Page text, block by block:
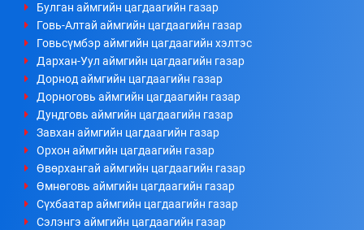
Булган аймгийн цагдаагийн газар
Говь-Алтай аймгийн цагдаагийн газар
Говьсүмбэр аймгийн цагдаагийн хэлтэс
Дархан-Уул аймгийн цагдаагийн газар
Дорнод аймгийн цагдаагийн газар
Дорноговь аймгийн цагдаагийн газар
Дундговь аймгийн цагдаагийн газар
Завхан аймгийн цагдаагийн газар
Орхон аймгийн цагдаагийн газар
Өвөрхангай аймгийн цагдаагийн газар
Өмнөговь аймгийн цагдаагийн газар
Сүхбаатар аймгийн цагдаагийн газар
Сэлэнгэ аймгийн цагдаагийн газар